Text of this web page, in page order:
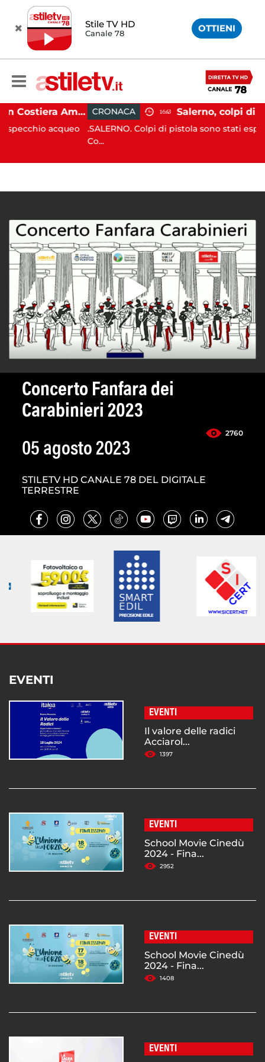
Stile TV HD
Canale 78 OTTIENI
Gozzo affonda in Costiera Amalfitana: occupanti soccorsi da altri natanti
acqueo
CRONACA 16:43
.SALERNO. Colpi di pistola sono stati esplosi in via
Concerto Fanfara dei
Carabinieri 2023
2760
05 agosto 2023
STILETV HD CANALE 78 DEL DIGITALE
TERRESTRE
EVENTI
EVENTI
Il valore delle radici
Acciarol...
1397
EVENTI
School Movie Cinedù
2024 - Fina...
2952
EVENTI
School Movie Cinedù
2024 - Fina...
1408
EVENTI